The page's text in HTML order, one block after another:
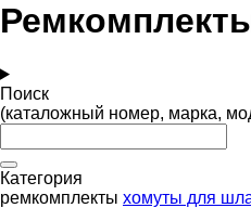
Поиск
(каталожный номер, марка,
Категория
ремкомплекты хомуты для